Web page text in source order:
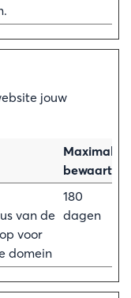
jouw
Maximale
van de
voor
domein
180
dagen